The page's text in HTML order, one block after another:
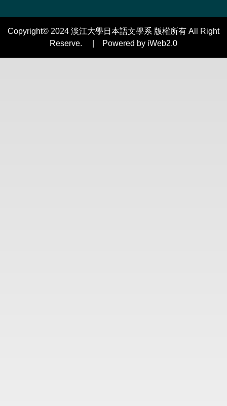
Copyright© 2024 淡江大學日本語文學系 版權所有 All Right
Reserve. | Powered by iWeb2.0